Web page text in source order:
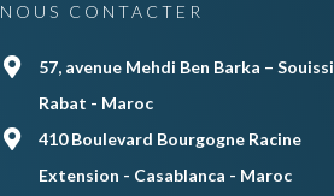
NOUS CONTACTER
57, avenue Mehdi Ben Barka – Souissi
Rabat - Maroc
410 Boulevard Bourgogne Racine
Extension - Casablanca - Maroc